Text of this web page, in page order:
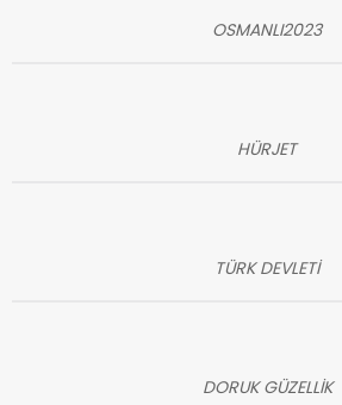
OSMANLI2023
HÜRJET
TÜRK DEVLETİ
DORUK GÜZELLİK